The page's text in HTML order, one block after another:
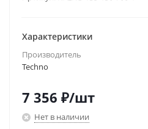
Характеристики
Производитель
Techno
7 356 ₽/шт
Нет в наличии